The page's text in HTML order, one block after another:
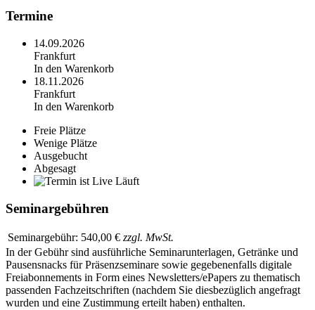
Termine
14.09.2026
Frankfurt
In den Warenkorb
18.11.2026
Frankfurt
In den Warenkorb
Freie Plätze
Wenige Plätze
Ausgebucht
Abgesagt
Läuft
Seminargebühren
Seminargebühr: 540,00 € zzgl. MwSt.
In der Gebühr sind ausführliche Seminarunterlagen, Getränke und
Pausensnacks für Präsenzseminare sowie gegebenenfalls digitale
Freiabonnements in Form eines Newsletters/ePapers zu thematisch
passenden Fachzeitschriften (nachdem Sie diesbezüglich angefragt
wurden und eine Zustimmung erteilt haben) enthalten.